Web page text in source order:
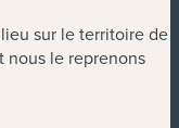
sur le territoire de
nous le reprenons